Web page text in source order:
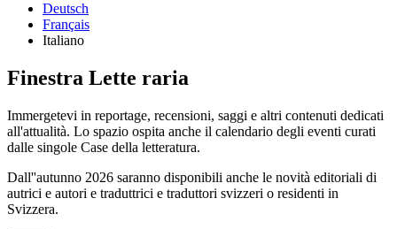
Deutsch
Français
Italiano
Finestra Lette raria
Immergetevi in reportage, recensioni, saggi e altri contenuti dedicati
all'attualità. Lo spazio ospita anche il calendario degli eventi curati
dalle singole Case della letteratura.
Dall''autunno 2026 saranno disponibili anche le novità editoriali di
autrici e autori e traduttrici e traduttori svizzeri o residenti in
Svizzera.